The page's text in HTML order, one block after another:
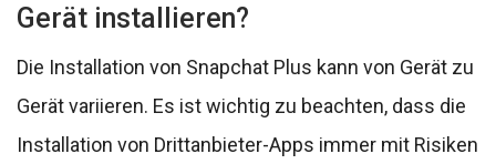
Gerät installieren?
Die Installation von Snapchat Plus kann von Gerät zu
Gerät variieren. Es ist wichtig zu beachten, dass die
Installation von Drittanbieter-Apps immer mit Risiken